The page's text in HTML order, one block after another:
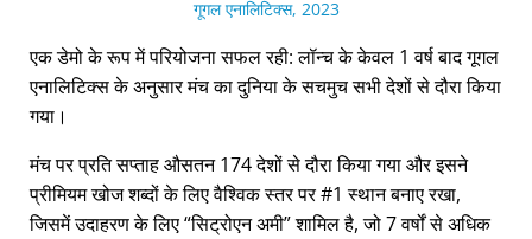
गूगल एनालिटिक्स, 2023
एक डेमो के रूप में परियोजना सफल रही: लॉन्च के केवल 1 वर्ष बाद गूगल
एनालिटिक्स के अनुसार मंच का दुनिया के सचमुच सभी देशों से दौरा किया
गया।
मंच पर प्रति सप्ताह औसतन 174 देशों से दौरा किया गया और इसने
प्रीमियम खोज शब्दों के लिए वैश्विक स्तर पर #1 स्थान बनाए रखा,
जिसमें उदाहरण के लिए सिट्रोएन अमी शामिल है, जो 7 वर्षों से अधिक